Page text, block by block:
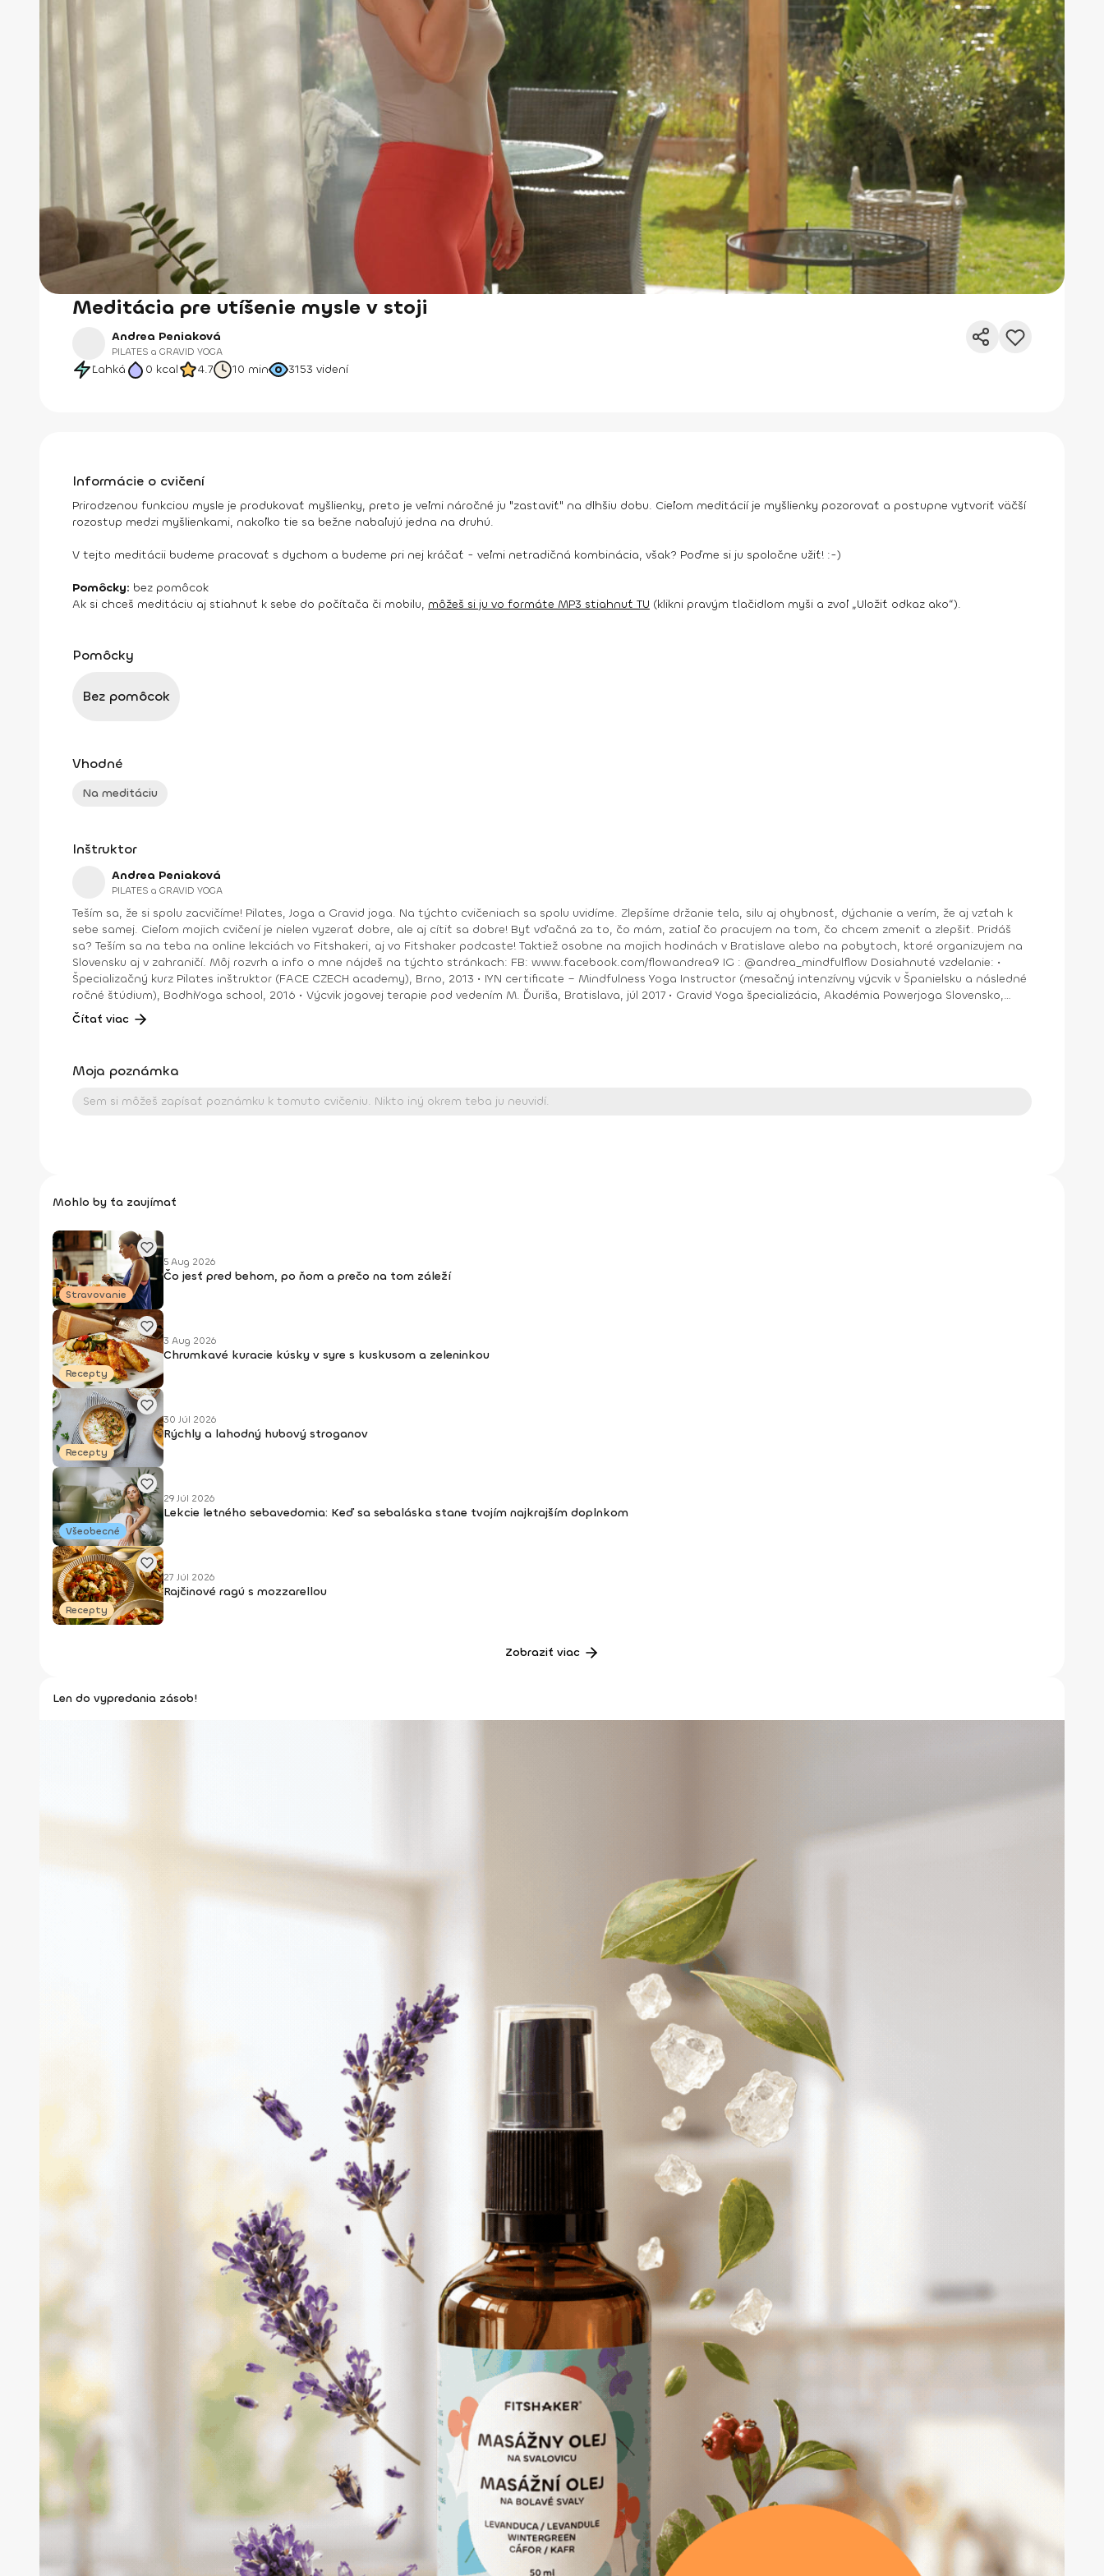
Meditácia pre utíšenie mysle v stoji
Andrea Peniaková
PILATES a GRAVID YOGA
Ľahká 0 kcal 4.7 10 min 3153 videní
Informácie o cvičení
Prirodzenou funkciou mysle je produkovať myšlienky, preto je veľmi náročné ju "zastaviť" na dlhšiu dobu. Cieľom meditácií je myšlienky pozorovať a postupne vytvoriť väčší
rozostup medzi myšlienkami, nakoľko tie sa bežne nabaľujú jedna na druhú.
V tejto meditácii budeme pracovať s dychom a budeme pri nej kráčať - veľmi netradičná kombinácia, však? Poďme si ju spoločne užiť! :-)
Pomôcky: bez pomôcok
Ak si chceš meditáciu aj stiahnuť k sebe do počítača či mobilu, môžeš si ju vo formáte MP3 stiahnuť TU (klikni pravým tlačidlom myši a zvoľ „Uložiť odkaz ako“).
Pomôcky
Bez pomôcok
Vhodné
Na meditáciu
Inštruktor
Andrea Peniaková
PILATES a GRAVID YOGA
Teším sa, že si spolu zacvičíme! Pilates, Joga a Gravid joga. Na týchto cvičeniach sa spolu uvidíme. Zlepšíme držanie tela, silu aj ohybnosť, dýchanie a verím, že aj vzťah k
sebe samej. Cieľom mojich cvičení je nielen vyzerať dobre, ale aj cítiť sa dobre! Byť vďačná za to, čo mám, zatiaľ čo pracujem na tom, čo chcem zmeniť a zlepšiť. Pridáš
sa? Teším sa na teba na online lekciách vo Fitshakeri, aj vo Fitshaker podcaste! Taktiež osobne na mojich hodinách v Bratislave alebo na pobytoch, ktoré organizujem na
Slovensku aj v zahraničí. Môj rozvrh a info o mne nájdeš na týchto stránkach: FB: www.facebook.com/flowandrea9 IG : @andrea_mindfulflow Dosiahnuté vzdelanie: •
Špecializačný kurz Pilates inštruktor (FACE CZECH academy), Brno, 2013 • IYN certificate – Mindfulness Yoga Instructor (mesačný intenzívny výcvik v Španielsku a následné
ročné štúdium), BodhiYoga school, 2016 • Výcvik jogovej terapie pod vedením M. Ďuriša, Bratislava, júl 2017 • Gravid Yoga špecializácia, Akadémia Powerjoga Slovensko,
Čítať viac
Moja poznámka
Mohlo by ťa zaujímať
Stravovanie
5 Aug 2026
Čo jesť pred behom, po ňom a prečo na tom záleží
Recepty
3 Aug 2026
Chrumkavé kuracie kúsky v syre s kuskusom a zeleninkou
Recepty
30 Júl 2026
Rýchly a lahodný hubový stroganov
Všeobecné
29 Júl 2026
Lekcie letného sebavedomia: Keď sa sebaláska stane tvojím najkrajším doplnkom
Recepty
27 Júl 2026
Rajčinové ragú s mozzarellou
Zobraziť viac
Len do vypredania zásob!